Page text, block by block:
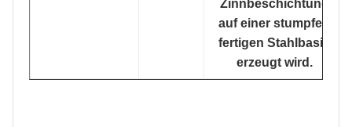
Zinnbeschichtung
auf einer stumpfen
fertigen Stahlbasis
erzeugt wird.